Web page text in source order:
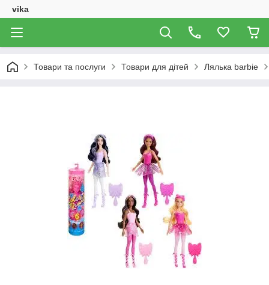
vika
Товари та послуги Товари для дітей Лялька barbie